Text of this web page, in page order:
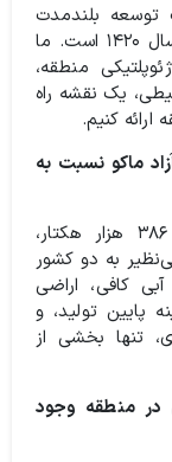
بلندمدت
منطقه آزاد ماکو تدوین شده و افق آن تا سال ۱۴۲۰ است. ما
منطقه،
یک نقشه راه
کنیم.
ماکو نسبت به
ماکو با مساحت حدود ۳۸۶ هزار هکتار،
به دو کشور
کافی، اراضی
پایین تولید، و
تنها بخشی از
در منطقه وجود